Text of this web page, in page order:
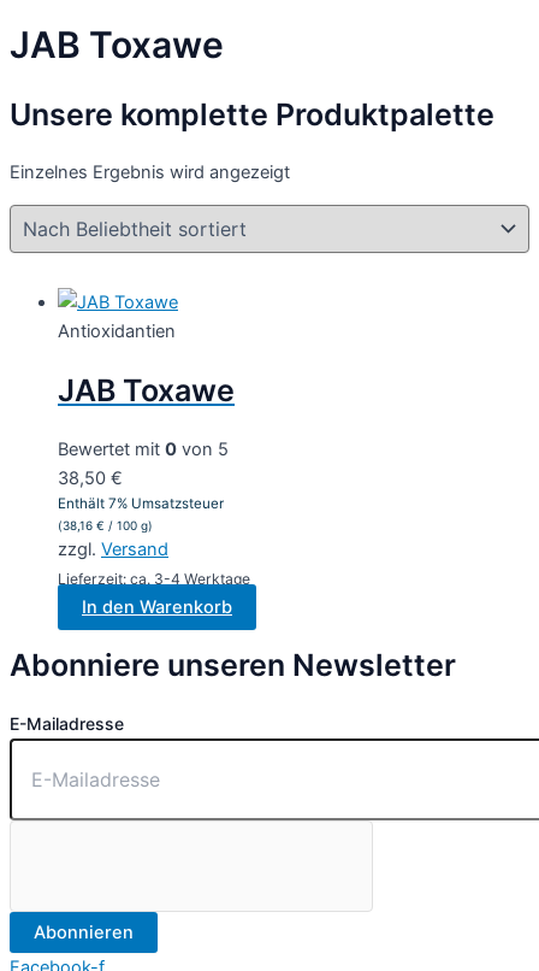
JAB Toxawe
Unsere komplette Produktpalette
Einzelnes Ergebnis wird angezeigt
Antioxidantien
JAB Toxawe
Bewertet mit 0 von 5
38,50 €
Enthält 7% Umsatzsteuer
(38,16 € / 100 g)
zzgl. Versand
Lieferzeit: ca. 3-4 Werktage
In den Warenkorb
Abonniere unseren Newsletter
E-Mailadresse
Abonnieren